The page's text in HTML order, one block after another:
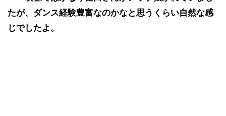
たが、ダンス経験豊富なのかなと思うくらい自然な感
じでしたよ。